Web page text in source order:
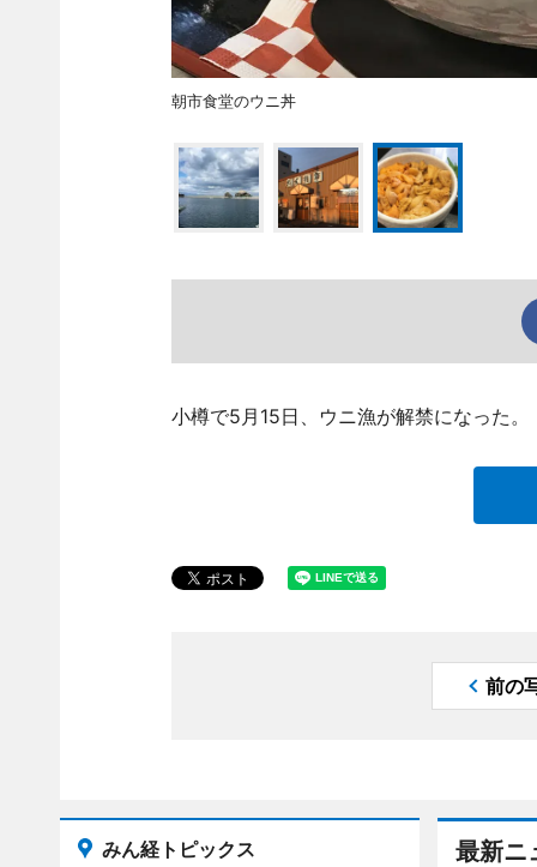
朝市食堂のウニ丼
小樽で5月15日、ウニ漁が解禁になった。
前の
最新ニ
みん経トピックス